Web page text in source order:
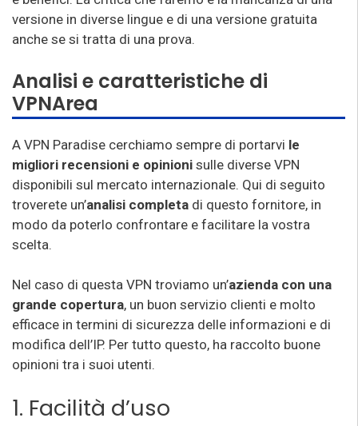
versione in diverse lingue e di una versione gratuita
anche se si tratta di una prova.
Analisi e caratteristiche di
VPNArea
A VPN Paradise cerchiamo sempre di portarvi le
migliori recensioni e opinioni sulle diverse VPN
disponibili sul mercato internazionale. Qui di seguito
troverete un’analisi completa di questo fornitore, in
modo da poterlo confrontare e facilitare la vostra
scelta.
Nel caso di questa VPN troviamo un’azienda con una
grande copertura, un buon servizio clienti e molto
efficace in termini di sicurezza delle informazioni e di
modifica dell’IP. Per tutto questo, ha raccolto buone
opinioni tra i suoi utenti.
1. Facilità d’uso